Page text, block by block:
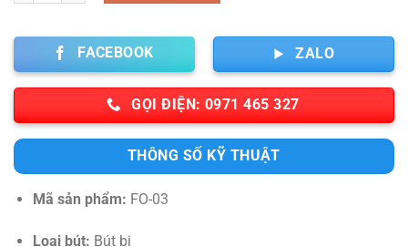
FACEBOOK ZALO
GỌI ĐIỆN: 0971 465 327
THÔNG SỐ KỸ THUẬT
Mã sản phẩm: FO-03
Loại bút: Bút bi